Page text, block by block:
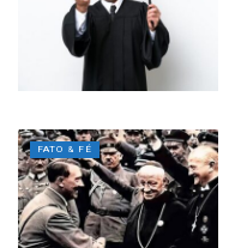
FATO & FÉ